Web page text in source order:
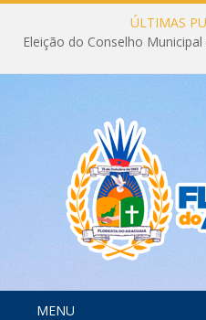
ÚLTIMAS
MENU